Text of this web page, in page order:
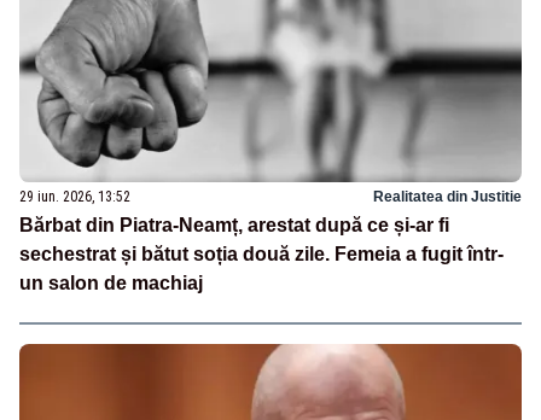
29 iun. 2026, 13:52 Realitatea din Justitie
Bărbat din Piatra-Neamț, arestat după ce și-ar fi
sechestrat și bătut soția două zile. Femeia a fugit într-
un salon de machiaj